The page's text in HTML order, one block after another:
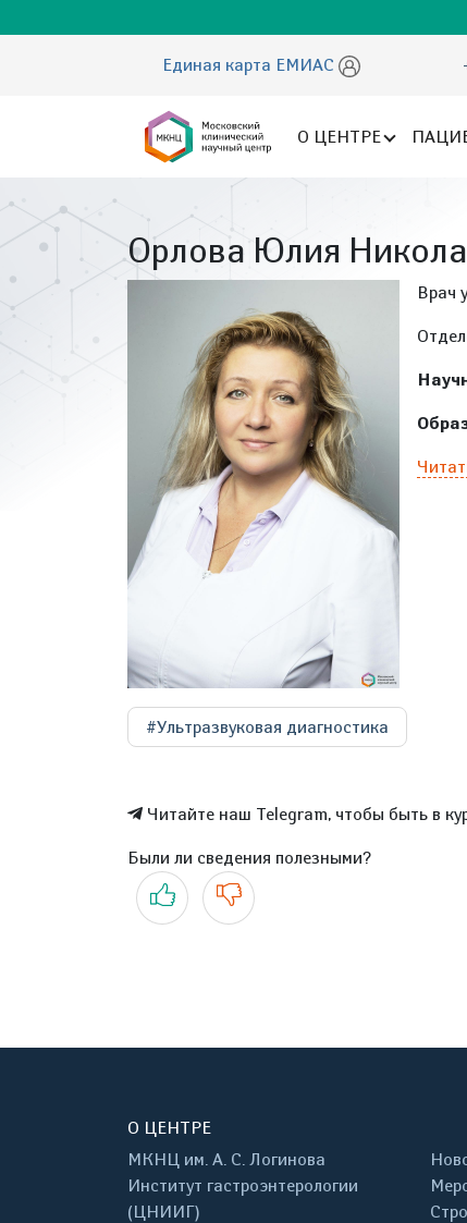
Единая карта ЕМИАС
О ЦЕНТРЕ
Орлова Юлия
Врач
#Ультразвуковая диагностика
Читайте наш Telegram, чтобы быть в
Были ли сведения полезными?
Да Нет
О ЦЕНТРЕ
МКНЦ им. А. С. Логинова
Институт гастроэнтерологии
(ЦНИИГ)